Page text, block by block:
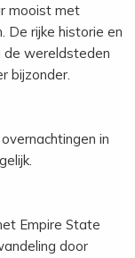
mooist met
De rijke historie en
de wereldsteden
bijzonder.
in
Empire State
door